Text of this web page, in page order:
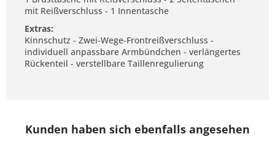
mit Reißverschluss - 1 Innentasche
Extras:
Kinnschutz - Zwei-Wege-Frontreißverschluss -
individuell anpassbare Armbündchen - verlängertes
Rückenteil - verstellbare Taillenregulierung
Kunden haben sich ebenfalls angesehen